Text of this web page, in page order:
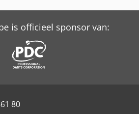
is officieel sponsor van:
80